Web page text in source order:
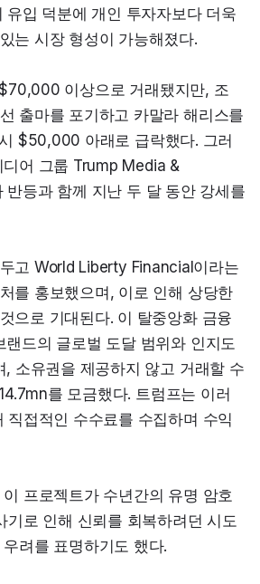
유입 덕분에 개인 투자자보다 더욱
는 시장 형성이 가능해졌다.
이상으로 거래됐지만, 조
출마를 포기하고 카말라 해리스를
$50,000 아래로 급락했다. 그러
어 그룹 Trump Media &
등과 함께 지난 두 달 동안 강세를
고 World Liberty Financial이라는
를 홍보했으며, 이로 인해 상당한
으로 기대된다. 이 탈중앙화 금융
드의 글로벌 도달 범위와 인지도
소유권을 제공하지 않고 거래할 수
를 모금했다. 트럼프는 이러
직접적인 수수료를 수집하며 수익
프로젝트가 수년간의 유명 암호
기로 인해 신뢰를 회복하려던 시도
려를 표명하기도 했다.